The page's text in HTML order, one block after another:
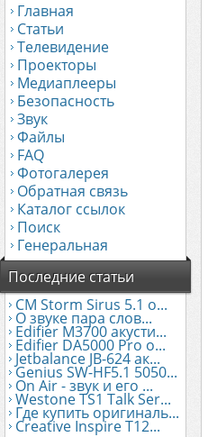
Главная
Статьи
Телевидение
Проекторы
Медиаплееры
Безопасность
Звук
Файлы
FAQ
Фотогалерея
Обратная связь
Каталог ссылок
Поиск
Генеральная
Последние статьи
CM Storm Sirus 5.1 о...
О звуке пара слов...
Edifier М3700 акусти...
Edifier DA5000 Pro о...
Jetbalance JB-624 ак...
Genius SW-HF5.1 5050...
On Air - звук и его ...
Westone TS1 Talk Ser...
Где купить оригиналь...
Creative Inspire T12...